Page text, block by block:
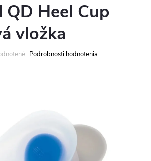
QD Heel Cup
vložka
Podrobnosti hodnotenia